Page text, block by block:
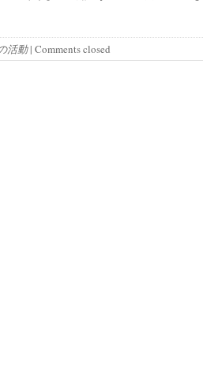
活動 | Comments closed